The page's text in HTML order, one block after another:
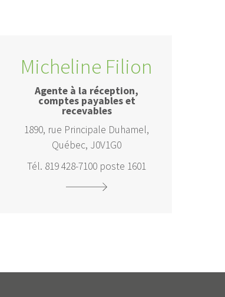
Micheline Filion
Agente à la réception,
comptes payables et
recevables
1890, rue Principale Duhamel,
Québec, J0V1G0
Tél. 819 428-7100 poste 1601